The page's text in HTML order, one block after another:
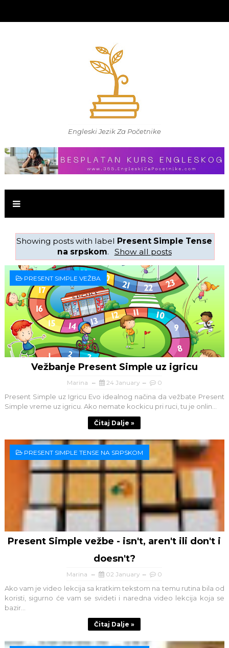
Engleski Jezik Za Početnike
Showing posts with label Present Simple Tense
na srpskom. Show all posts
PRESENT SIMPLE VEŽBA
Vežbanje Present Simple uz igricu
Marina 24 January 0
Present Simple uz Igricu Evo idealnog načina da vežbate Present
Simple vreme uz igricu. Ako nemate kockicu pri ruci, tu je onlin...
Čitaj Dalje »
PRESENT SIMPLE TENSE NA SRPSKOM
Present Simple vežbe - isn't, aren't ili don't i
doesn't?
Marina 02 January 0
Ako vam je video lekcija sa kratkim tekstom na temu rutina bila od
koristi, sigurno će vam se svideti i naredna video lekcija koja se
bazir...
Čitaj Dalje »